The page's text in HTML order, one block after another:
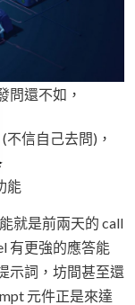
問還不如，
(不信自己去問)，
能
就是前兩天的 call
有更強的應答能
示詞，坊間甚至還
元件正是來達